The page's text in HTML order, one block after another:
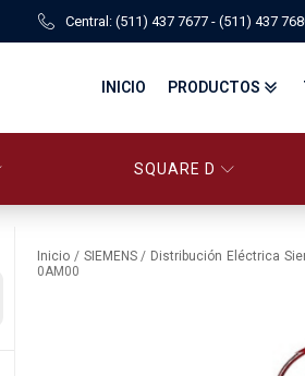
Central: (511) 437 7677 - (511) 437
INICIO PRODUCTOS
MANDO,
SQUARE D
Inicio / SIEMENS/ Distribución Eléctrica
0AM00